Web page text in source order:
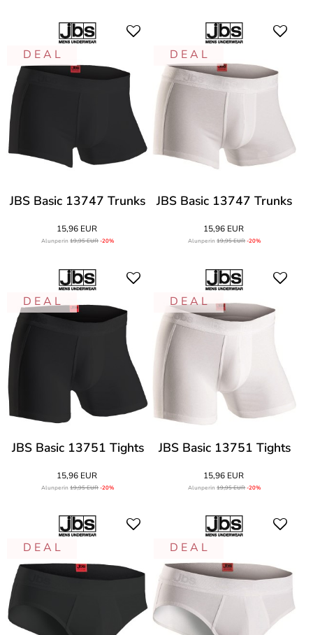
D E A L
JBS Basic 13747 Trunks
15,96 EUR
Alunperin19,95 EUR-20%
D E A L
JBS Basic 13747 Trunks
15,96 EUR
Alunperin19,95 EUR-20%
D E A L
JBS Basic 13751 Tights
15,96 EUR
Alunperin19,95 EUR-20%
D E A L
JBS Basic 13751 Tights
15,96 EUR
Alunperin19,95 EUR-20%
D E A L D E A L